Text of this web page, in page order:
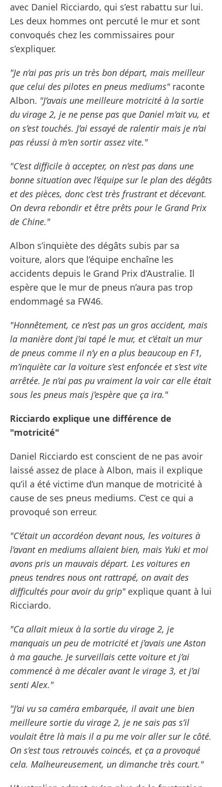
avec Daniel Ricciardo, qui s’est rabattu sur lui.
Les deux hommes ont percuté le mur et sont
convoqués chez les commissaires pour
s’expliquer.
"Je n’ai pas pris un très bon départ, mais meilleur
que celui des pilotes en pneus mediums" raconte
Albon. "J’avais une meilleure motricité à la sortie
du virage 2, je ne pense pas que Daniel m’ait vu, et
on s’est touchés. J’ai essayé de ralentir mais je n’ai
pas réussi à m’en sortir assez vite."
"C’est difficile à accepter, on n’est pas dans une
bonne situation avec l’équipe sur le plan des dégâts
et des pièces, donc c’est très frustrant et décevant.
On devra rebondir et être prêts pour le Grand Prix
de Chine."
Albon s’inquiète des dégâts subis par sa
voiture, alors que l’équipe enchaîne les
accidents depuis le Grand Prix d’Australie. Il
espère que le mur de pneus n’aura pas trop
endommagé sa FW46.
"Honnêtement, ce n’est pas un gros accident, mais
la manière dont j’ai tapé le mur, et c’était un mur
de pneus comme il n’y en a plus beaucoup en F1,
m’inquiète car la voiture s’est enfoncée et s’est vite
arrêtée. Je n’ai pas pu vraiment la voir car elle était
sous les pneus mais j’espère que ça ira."
Ricciardo explique une différence de
"motricité"
Daniel Ricciardo est conscient de ne pas avoir
laissé assez de place à Albon, mais il explique
qu’il a été victime d’un manque de motricité à
cause de ses pneus mediums. C’est ce qui a
provoqué son erreur.
"C’était un accordéon devant nous, les voitures à
l’avant en mediums allaient bien, mais Yuki et moi
avons pris un mauvais départ. Les voitures en
pneus tendres nous ont rattrapé, on avait des
difficultés pour avoir du grip"explique quant à lui
Ricciardo.
"Ca allait mieux à la sortie du virage 2, je
manquais un peu de motricité et j’avais une Aston
à ma gauche. Je surveillais cette voiture et j’ai
commencé à me décaler avant le virage 3, et j’ai
senti Alex."
"J’ai vu sa caméra embarquée, il avait une bien
meilleure sortie du virage 2, je ne sais pas s’il
voulait être là mais il a pu me voir aller sur le côté.
On s’est tous retrouvés coincés, et ça a provoqué
cela. Malheureusement, un dimanche très court."